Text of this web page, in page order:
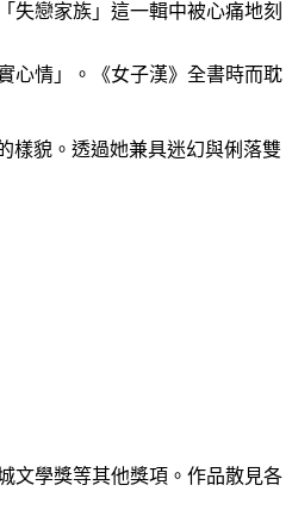
失戀家族」這一輯中被心痛地刻
心情」。《女子漢》全書時而耽
樣貌。透過她兼具迷幻與俐落雙
文學獎等其他獎項。作品散見各